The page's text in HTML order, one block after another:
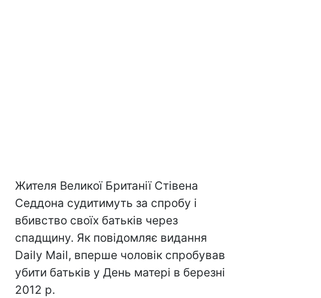
Жителя Великої Британії Стівена
Седдона судитимуть за спробу і
вбивство своїх батьків через
спадщину. Як повідомляє видання
Daily Mail, вперше чоловік спробував
убити батьків у День матері в березні
2012 р.